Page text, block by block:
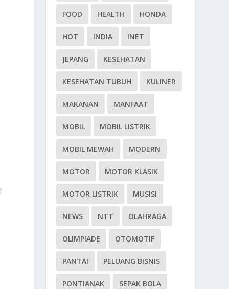
FOOD HEALTH HONDA
HOT INDIA INET
JEPANG KESEHATAN
KESEHATAN TUBUH KULINER
MAKANAN MANFAAT
MOBIL MOBIL LISTRIK
MOBIL MEWAH MODERN
MOTOR MOTOR KLASIK
MOTOR LISTRIK MUSISI
NEWS NTT OLAHRAGA
OLIMPIADE OTOMOTIF
PANTAI PELUANG BISNIS
PONTIANAK SEPAK BOLA